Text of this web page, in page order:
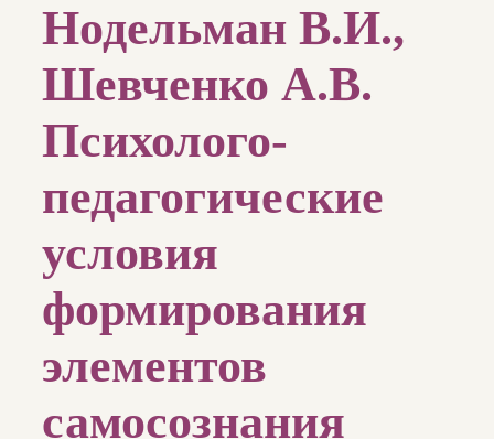
Нодельман В.И.,
Шевченко А.В.
Психолого-
педагогические
условия
формирования
элементов
самосознания